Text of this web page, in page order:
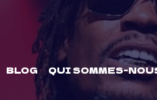
BLOG QUI SOMMES-